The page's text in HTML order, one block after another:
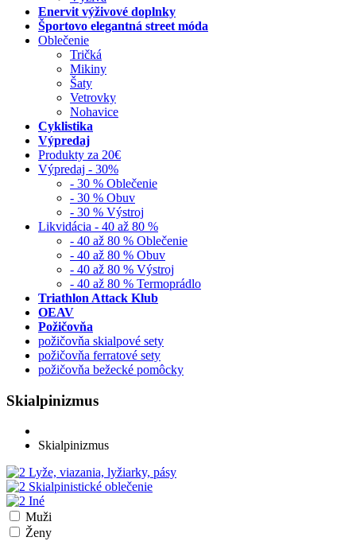
Enervit výživové doplnky
Športovo elegantná street móda
Oblečenie
Tričká
Mikiny
Šaty
Vetrovky
Nohavice
Cyklistika
Výpredaj
Produkty za 20€
Výpredaj - 30%
- 30 % Oblečenie
- 30 % Obuv
- 30 % Výstroj
Likvidácia - 40 až 80 %
- 40 až 80 % Oblečenie
- 40 až 80 % Obuv
- 40 až 80 % Výstroj
- 40 až 80 % Termoprádlo
Triathlon Attack Klub
OEAV
Požičovňa
požičovňa skialpové sety
požičovňa ferratové sety
požičovňa bežecké pomôcky
Skialpinizmus
Skialpinizmus
Lyže, viazania, lyžiarky, pásy
Skialpinistické oblečenie
Iné
Muži
Ženy